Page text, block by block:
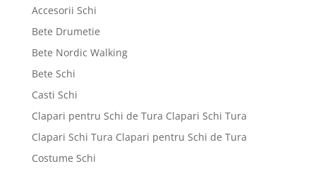
Accesorii Schi
Bete Drumetie
Bete Nordic Walking
Bete Schi
Casti Schi
Clapari pentru Schi de Tura Clapari Schi Tura
Clapari Schi Tura Clapari pentru Schi de Tura
Costume Schi